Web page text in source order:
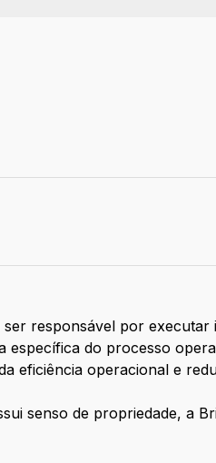
ser responsável por executar
do processo
eficiência operacional e
senso de propriedade, a